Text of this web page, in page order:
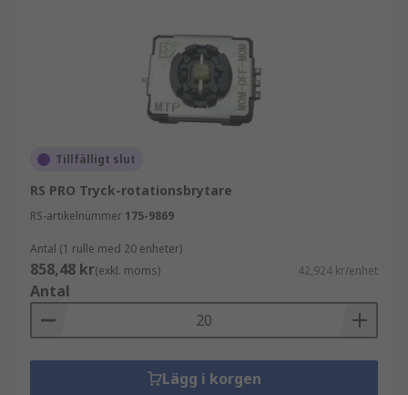
Tillfälligt slut
RS PRO Tryck-rotationsbrytare
RS-artikelnummer 175-9869
Antal (1 rulle med 20 enheter)
858,48 kr(exkl. moms) 42,924 kr/enhet
Antal
Lägg i korgen